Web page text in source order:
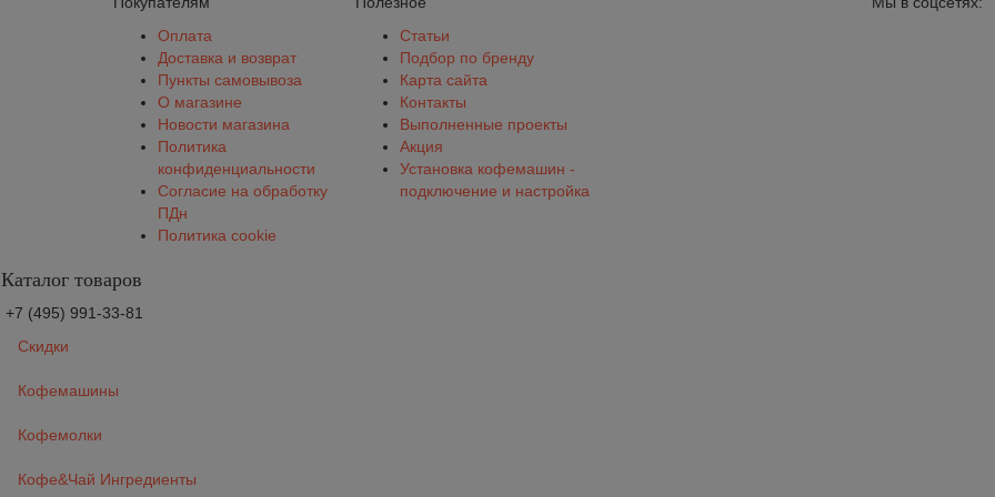
Оплата
Доставка и возврат
Пункты самовывоза
О магазине
Новости магазина
Политика
конфиденциальности
Согласие на обработку
ПДн
Политика cookie
Статьи
Подбор по бренду
Карта сайта
Контакты
Выполненные проекты
Акция
Установка кофемашин -
подключение и настройка
Каталог товаров
+7 (495) 991-33-81
Скидки
Кофемашины
Кофемолки
Кофе&Чай Ингредиенты